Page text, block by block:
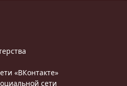
«ВКонтакте»
сети